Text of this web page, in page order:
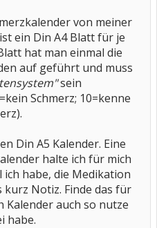
von meiner
ein Din A4 Blatt für je
hat man einmal die
auf geführt und muss
sein
Schmerz; 10=kenne
Din A5 Kalender. Eine
halte ich für mich
ich habe, die Medikation
kurz Notiz. Finde das für
Kalender auch so nutze
habe.